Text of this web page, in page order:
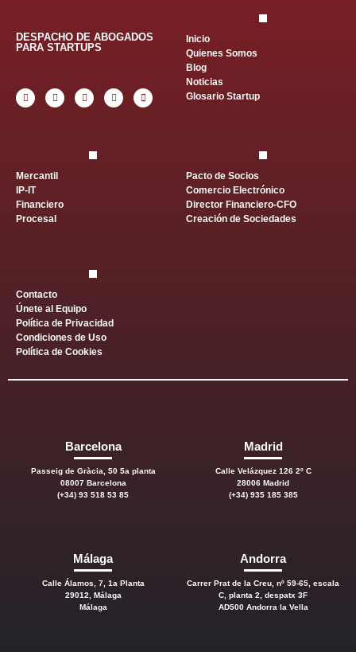
DESPACHO DE ABOGADOS
PARA STARTUPS
Inicio
Quienes Somos
Blog
Noticias
Glosario Startup
Mercantil
IP-IT
Financiero
Procesal
Pacto de Socios
Comercio Electrónico
Director Financiero-CFO
Creación de Sociedades
Contacto
Únete al Equipo
Política de Privacidad
Condiciones de Uso
Política de Cookies
Barcelona
Passeig de Gràcia, 50 5a planta
08007 Barcelona
(+34) 93 518 53 85
Madrid
Calle Velázquez 126 2º C
28006 Madrid
(+34) 935 185 385
Málaga
Calle Álamos, 7, 1a Planta
29012, Málaga
Málaga
Andorra
Carrer Prat de la Creu, nº 59-65, escala
C, planta 2, despatx 3F
AD500 Andorra la Vella